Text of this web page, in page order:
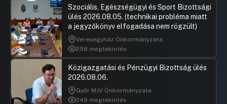
határidő módosítás tárgyában hozott
512/2015 (X 15.) számú határozatban
foglalt határidő módosítására
HozzászólásokUgrás a napirendi pontra
28. Javaslat a hírközlési eszközök
létesítése miatti kártalanítás
összegének megállapítására
Hozzászólások
29. Javaslat a Talmud Tóra Alapítvány
támogatására
Szociális, Egészségügyi és Sport Bizottsági
ülés 2026.08.05. (technikai probléma miatt
a jegyzőkönyv elfogadása nem rögzült)
Veresegyház Önkormányzata
258 megtekintés
Közigazgatási és Pénzügyi Bizottság ülés
2026.08.06.
Győr MJV Önkormányzata
249 megtekintés